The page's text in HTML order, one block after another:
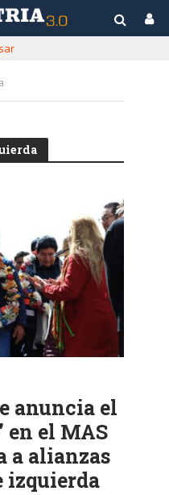
anuncia el
en el MAS
a alianzas
izquierda